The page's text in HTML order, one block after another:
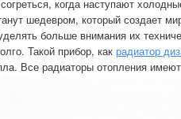
когда наступают
шедевром, который создает
больше внимания их
Такой прибор, как радиатор
Все радиаторы отопления